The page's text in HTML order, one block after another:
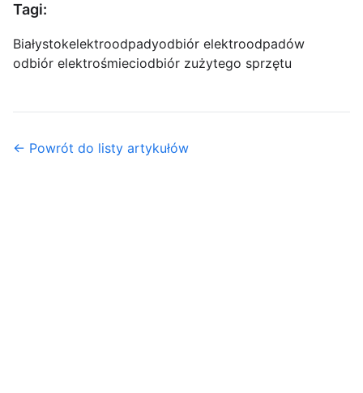
Tagi:
Białystokelektroodpadyodbiór elektroodpadów
odbiór elektrośmieciodbiór zużytego sprzętu
← Powrót do listy artykułów